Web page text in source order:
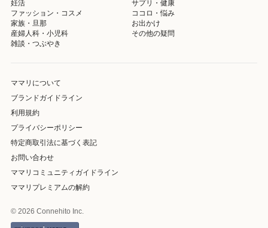
妊活
サプリ・健康
ファッション・コスメ
ココロ・悩み
家族・旦那
お出かけ
産婦人科・小児科
その他の疑問
雑談・つぶやき
ママリについて
ブランドガイドライン
利用規約
プライバシーポリシー
特定商取引法に基づく表記
お問い合わせ
ママリコミュニティガイドライン
ママリプレミアムの解約
© 2026 Connehito Inc.